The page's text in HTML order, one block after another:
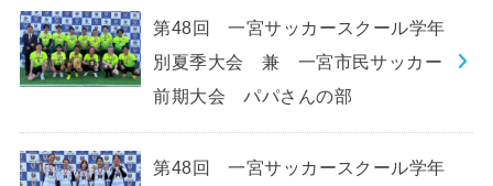
第48回 一宮サッカースクール学年
別夏季大会 兼 一宮市民サッカー
前期大会 パパさんの部
第48回 一宮サッカースクール学年